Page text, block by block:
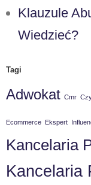
Klauzule
Wiedzieć?
Tagi
Adwokat Cmr
Ecommerce Ekspert
Kancelaria
Kancelaria